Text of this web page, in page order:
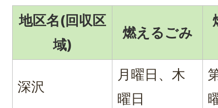
地区名(回収区
域)
燃えるごみ
深沢
月曜日、木
曜日